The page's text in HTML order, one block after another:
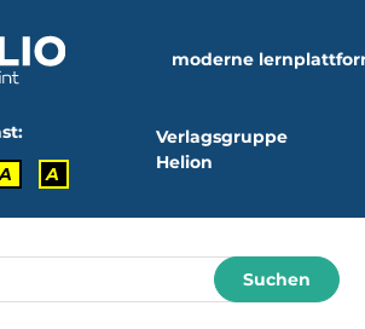
moderne
A A
Verlagsgruppe
Helion
Suchen